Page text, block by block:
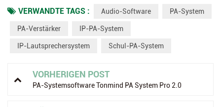
VERWANDTE TAGS : Audio-Software PA-System
PA-Verstärker IP-PA-System
IP-Lautsprechersystem Schul-PA-System
VORHERIGEN POST
PA-Systemsoftware Tonmind PA System Pro 2.0